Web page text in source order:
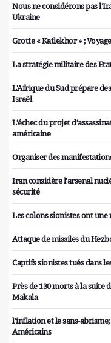
Nous ne considérons pas
Ukraine
Grotte « Katlekhor » ;
La stratégie militaire des
L'Afrique du Sud prépare
Israël
L’échec du projet
américaine
Organiser des
Iran considère l'arsenal
sécurité
Les colons sionistes ont
Attaque de missiles du
Captifs sionistes tués dans
Près de 130 morts à la suite
Makala
l'inflation et le sans-
Américains